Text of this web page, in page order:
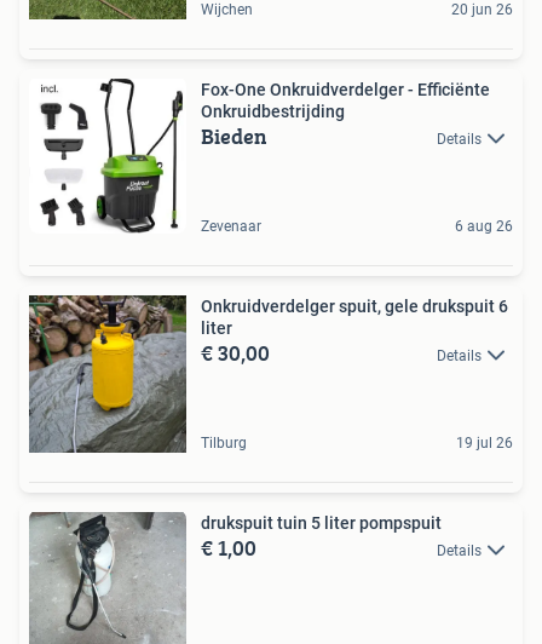
Wijchen 20 jun 26
Fox-One Onkruidverdelger - Efficiënte
Onkruidbestrijding
Bieden Details
Zevenaar 6 aug 26
Onkruidverdelger spuit, gele drukspuit 6
liter
€ 30,00 Details
Tilburg 19 jul 26
drukspuit tuin 5 liter pompspuit
€ 1,00 Details